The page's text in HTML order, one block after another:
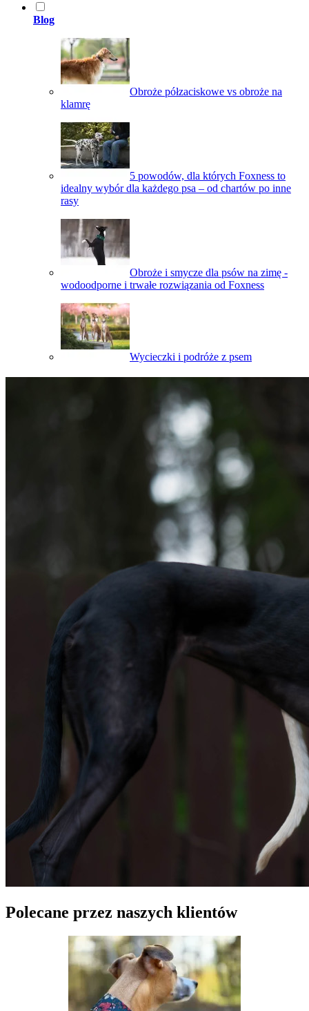
Blog
Obroże półzaciskowe vs obroże na
klamrę
5 powodów, dla których Foxness to
idealny wybór dla każdego psa – od chartów po inne
rasy
Obroże i smycze dla psów na zimę -
wodoodporne i trwałe rozwiązania od Foxness
Wycieczki i podróże z psem
Polecane przez naszych klientów